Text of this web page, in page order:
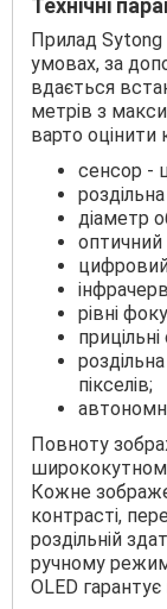
Прилад Sytong
умовах, за
вдається
метрів з
варто оцінити
сенсор -
діаметр
оптичний
рівні
пікселів;
Повноту
Кожне
контрасті,
роздільній
ручному
OLED